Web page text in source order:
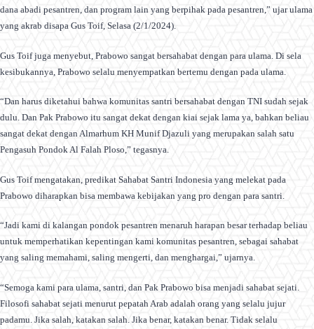
dana abadi pesantren, dan program lain yang berpihak pada pesantren,” ujar ulama
yang akrab disapa Gus Toif, Selasa (2/1/2024).
Gus Toif juga menyebut, Prabowo sangat bersahabat dengan para ulama. Di sela
kesibukannya, Prabowo selalu menyempatkan bertemu dengan pada ulama.
“Dan harus diketahui bahwa komunitas santri bersahabat dengan TNI sudah sejak
dulu. Dan Pak Prabowo itu sangat dekat dengan kiai sejak lama ya, bahkan beliau
sangat dekat dengan Almarhum KH Munif Djazuli yang merupakan salah satu
Pengasuh Pondok Al Falah Ploso,” tegasnya.
Gus Toif mengatakan, predikat Sahabat Santri Indonesia yang melekat pada
Prabowo diharapkan bisa membawa kebijakan yang pro dengan para santri.
“Jadi kami di kalangan pondok pesantren menaruh harapan besar terhadap beliau
untuk memperhatikan kepentingan kami komunitas pesantren, sebagai sahabat
yang saling memahami, saling mengerti, dan menghargai,” ujarnya.
“Semoga kami para ulama, santri, dan Pak Prabowo bisa menjadi sahabat sejati.
Filosofi sahabat sejati menurut pepatah Arab adalah orang yang selalu jujur
padamu. Jika salah, katakan salah. Jika benar, katakan benar. Tidak selalu